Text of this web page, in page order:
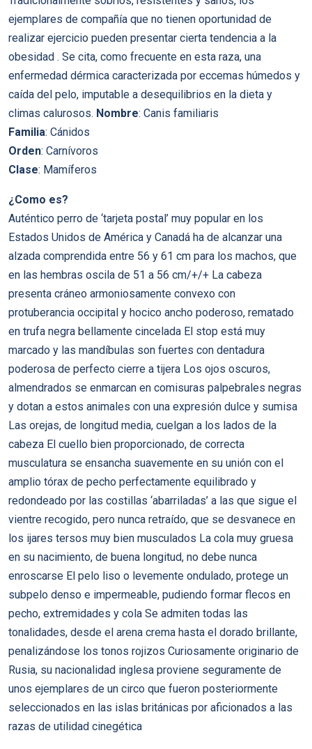
ejemplares de compañía que no tienen oportunidad de
realizar ejercicio pueden presentar cierta tendencia a la
obesidad . Se cita, como frecuente en esta raza, una
enfermedad dérmica caracterizada por eccemas húmedos y
caída del pelo, imputable a desequilibrios en la dieta y
climas calurosos. Nombre: Canis familiaris
Familia: Cánidos
Orden: Carnívoros
Clase: Mamíferos
¿Como es?
Auténtico perro de ‘tarjeta postal’ muy popular en los
Estados Unidos de América y Canadá ha de alcanzar una
alzada comprendida entre 56 y 61 cm para los machos, que
en las hembras oscila de 51 a 56 cm/+/+ La cabeza
presenta cráneo armoniosamente convexo con
protuberancia occipital y hocico ancho poderoso, rematado
en trufa negra bellamente cincelada El stop está muy
marcado y las mandíbulas son fuertes con dentadura
poderosa de perfecto cierre a tijera Los ojos oscuros,
almendrados se enmarcan en comisuras palpebrales negras
y dotan a estos animales con una expresión dulce y sumisa
Las orejas, de longitud media, cuelgan a los lados de la
cabeza El cuello bien proporcionado, de correcta
musculatura se ensancha suavemente en su unión con el
amplio tórax de pecho perfectamente equilibrado y
redondeado por las costillas ‘abarriladas’ a las que sigue el
vientre recogido, pero nunca retraído, que se desvanece en
los ijares tersos muy bien musculados La cola muy gruesa
en su nacimiento, de buena longitud, no debe nunca
enroscarse El pelo liso o levemente ondulado, protege un
subpelo denso e impermeable, pudiendo formar flecos en
pecho, extremidades y cola Se admiten todas las
tonalidades, desde el arena crema hasta el dorado brillante,
penalizándose los tonos rojizos Curiosamente originario de
Rusia, su nacionalidad inglesa proviene seguramente de
unos ejemplares de un circo que fueron posteriormente
seleccionados en las islas británicas por aficionados a las
razas de utilidad cinegética